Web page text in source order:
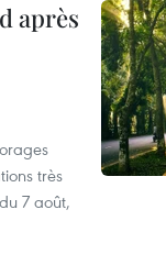
après
très
7 août,